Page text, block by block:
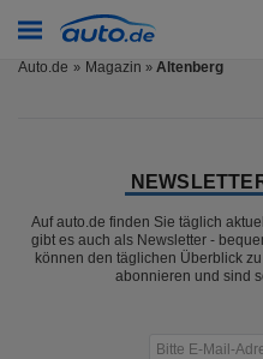
Auto.de Magazin » Altenberg
Auf auto.de finden Sie täglich
gibt es auch als Newsletter -
können den täglichen Überblick
abonnieren und sind